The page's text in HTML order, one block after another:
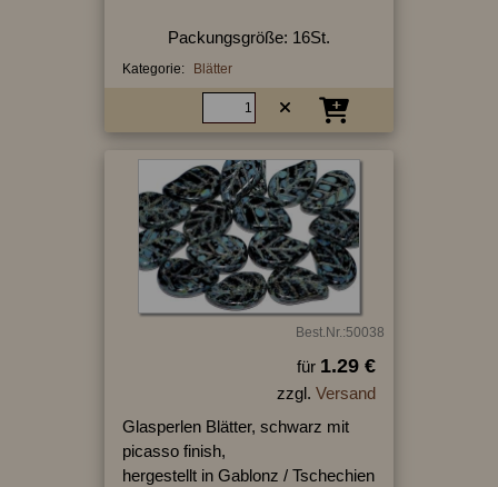
Packungsgröße: 16St.
Kategorie: Blätter
Best.Nr.:50038
für 1.29 €
zzgl. Versand
Glasperlen Blätter, schwarz mit
picasso finish,
hergestellt in Gablonz / Tschechien